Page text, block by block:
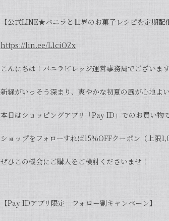
【公式LINE★バニラと世界のお菓子レシピを定期
https://lin.ee/L1ciOZx
こんにちは！バニラビレッジ運営事務局でございます
新緑がいっそう深まり、爽やかな初夏の風が心地よ
本日はショッピングアプリ「Pay ID」でのお買い物で
ショップをフォローすれば15%OFFクーポン（上限
ぜひこの機会にご購入をご検討くださいませ！
【Pay IDアプリ限定 フォロー割キャンペーン】